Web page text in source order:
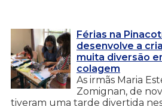
Férias na
desenvolve a
muita diversão
colagem
As irmãs Maria
Zomignan, de
tiveram uma tarde divertida